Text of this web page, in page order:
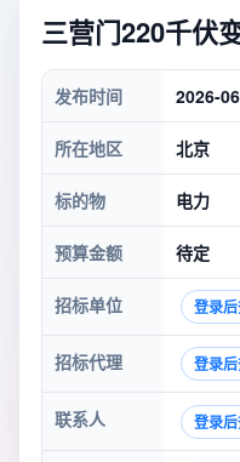
三营门220千伏
发布时间 2026-
所在地区 北京
标的物 电力
预算金额 待定
招标单位 登录
招标代理 登录
联系人 登录